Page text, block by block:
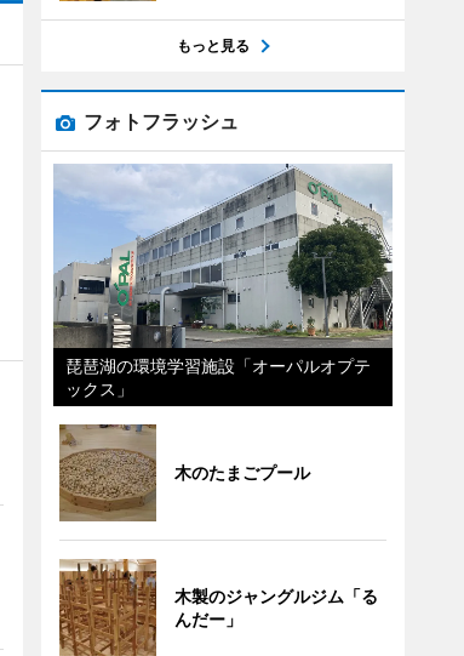
もっと見る
フォトフラッシュ
琵琶湖の環境学習施設「オーパルオプテ
ックス」
木のたまごプール
木製のジャングルジム「る
んだー」